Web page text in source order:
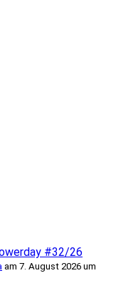
#32/26
am 7. August 2026 um